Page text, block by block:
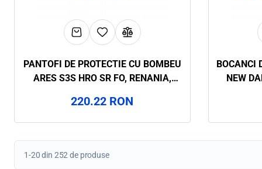
PANTOFI DE PROTECTIE CU BOMBEU
ARES S3S HRO SR FO, RENANIA,
220.22 RON
BOCANCI
NEW
1-20 din 252 de produse